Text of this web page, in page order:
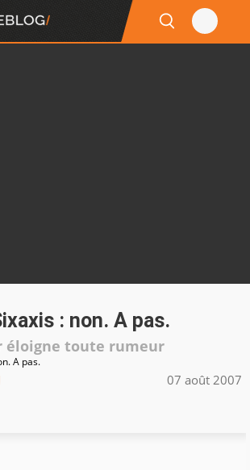
: non. A pas.
éloigne toute rumeur
07 août 2007